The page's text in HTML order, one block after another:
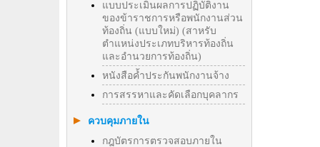
แบบประเมินผลการปฏิบัติงาน
ของข้าราชการหรือพนักงานส่วน
ท้องถิ่น (แบบใหม่) (สาหรับ
ตำแหน่งประเภทบริหารท้องถิ่น
และอำนวยการท้องถิ่น)
หนังสือค้ำประกันพนักงานจ้าง
การสรรหาและคัดเลือกบุคลากร
ควบคุมภายใน
กฎบัตรการตรวจสอบภายใน